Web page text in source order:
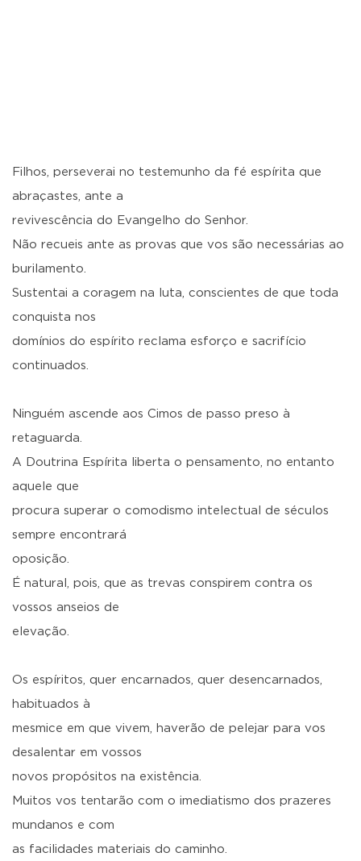
Filhos, perseverai no testemunho da fé espírita que
abraçastes, ante a
revivescência do Evangelho do Senhor.
Não recueis ante as provas que vos são necessárias ao
burilamento.
Sustentai a coragem na luta, conscientes de que toda
conquista nos
domínios do espírito reclama esforço e sacrifício
continuados.
Ninguém ascende aos Cimos de passo preso à
retaguarda.
A Doutrina Espírita liberta o pensamento, no entanto
aquele que
procura superar o comodismo intelectual de séculos
sempre encontrará
oposição.
É natural, pois, que as trevas conspirem contra os
vossos anseios de
elevação.
Os espíritos, quer encarnados, quer desencarnados,
habituados à
mesmice em que vivem, haverão de pelejar para vos
desalentar em vossos
novos propósitos na existência.
Muitos vos tentarão com o imediatismo dos prazeres
mundanos e com
as facilidades materiais do caminho.